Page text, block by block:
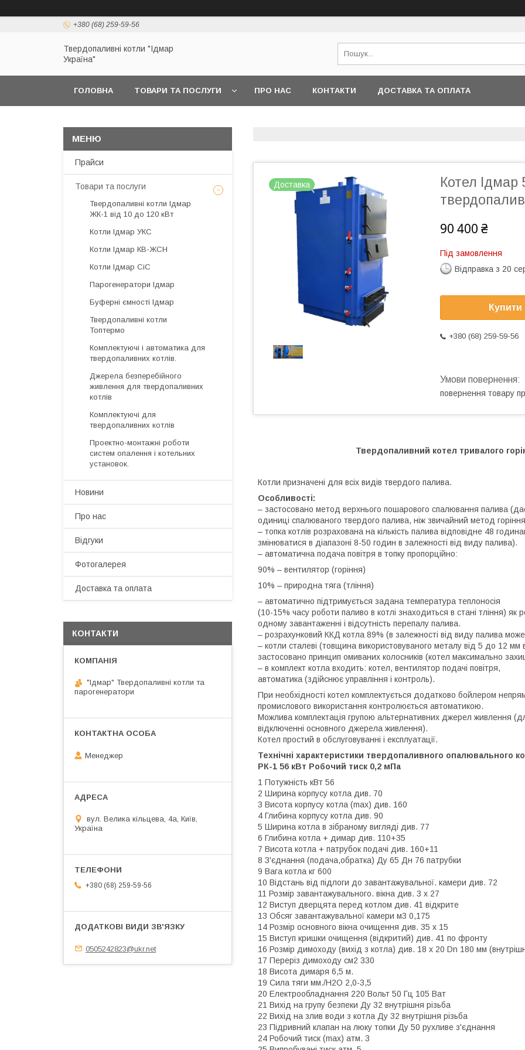
+380 (68) 259-59-56
Твердопаливні котли "Ідмар
Україна"
ГОЛОВНА ТОВАРИ ТА ПОСЛУГИ ПРО НАС КОНТАКТИ ДОСТАВКА ТА ОПЛАТА
Доставка
Котел
90 400 ₴
Під замовлення
Відправка з 20
Купити
+380 (68) 259-59-56
повернення товару
Твердопаливний котел тривалого
Котли призначені для всіх видів твердого палива.
Особливості:
– застосовано метод верхнього пошарового спалювання палива
одиниці спалюваного твердого палива, ніж звичайний метод
– топка котлів розрахована на кількість палива відповідне 48
змінюватися в діапазоні 8-50 годин в залежності від виду палива).
– автоматична подача повітря в топку пропорційно:
90% – вентилятор (горіння)
10% – природна тяга (тління)
– автоматично підтримується задана температура теплоносія
(10-15% часу роботи паливо в котлі знаходиться в стані тління) як
одному завантаженні і відсутність перепалу палива.
– розрахунковий ККД котла 89% (в залежності від виду палива
– котли сталеві (товщина використовуваного металу від 5 до 12 мм
застосовано принцип омиваних колосників (котел максимально
– в комплект котла входить: котел, вентилятор подачі повітря,
автоматика (здійснює управління і контроль).
При необхідності котел комплектується додатково бойлером
промислового використання контролюється автоматикою.
Можлива комплектація групою альтернативних джерел живлення
відключенні основного джерела живлення).
Котел простий в обслуговуванні і експлуатації.
Технічні характеристики твердопаливного опалювального
РК-1 56 кВт Робочий тиск 0,2 мПа
1 Потужність кВт 56
2 Ширина корпусу котла див. 70
3 Висота корпусу котла (max) див. 160
4 Глибина корпусу котла див. 90
5 Ширина котла в зібраному вигляді див. 77
6 Глибина котла + димар див. 110+35
7 Висота котла + патрубок подачі див. 160+11
8 З'єднання (подача,обратка) Ду 65 Дн 76 патрубки
9 Вага котла кг 600
10 Відстань від підлоги до завантажувальної. камери див. 72
11 Розмір завантажувального. вікна див. 3 х 27
12 Виступ дверцята перед котлом див. 41 відкрите
13 Обсяг завантажувальної камери м3 0,175
14 Розмір основного вікна очищення див. 35 х 15
15 Виступ кришки очищення (відкритий) див. 41 по фронту
16 Розмір димоходу (вихід з котла) див. 18 х 20 Dn 180 мм
17 Переріз димоходу см2 330
18 Висота димаря 6,5 м.
19 Сила тяги мм./Н2О 2,0-3,5
20 Електрообладнання 220 Вольт 50 Гц 105 Ват
21 Вихід на групу безпеки Ду 32 внутрішня різьба
22 Вихід на злив води з котла Ду 32 внутрішня різьба
23 Підривний клапан на люку топки Ду 50 рухливе з'єднання
24 Робочий тиск (max) атм. 3
Прайси
Товари та послуги
Твердопаливні котли Ідмар
ЖК-1 від 10 до 120 кВт
Котли Ідмар УКС
Котли Ідмар КВ-ЖСН
Котли Ідмар СіС
Парогенератори Ідмар
Буферні ємності Ідмар
Твердопаливні котли
Топтермо
Комплектуючі і автоматика для
твердопаливних котлів.
Джерела безперебійного
живлення для твердопаливних
котлів
Комплектуючі для
твердопаливних котлів
Проектно-монтажні роботи
систем опалення і котельних
установок.
Новини
Про нас
Відгуки
Фотогалерея
Доставка та оплата
КОНТАКТИ
"Ідмар" Твердопаливні котли та
парогенератори
Менеджер
вул. Велика кільцева, 4а, Київ,
Україна
+380 (68) 259-59-56
0505242823@ukr.net